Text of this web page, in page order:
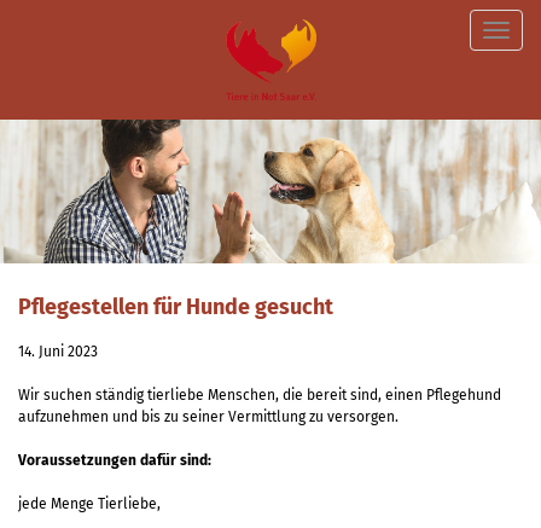
Toggle
Pflegestellen für Hunde gesucht
14. Juni 2023
Wir suchen ständig tierliebe Menschen, die bereit sind, einen Pflegehund
aufzunehmen und bis zu seiner Vermittlung zu versorgen.
Voraussetzungen dafür sind:
jede Menge Tierliebe,